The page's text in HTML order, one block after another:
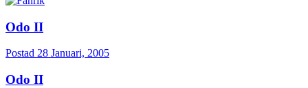
Odo II
Postad 28 Januari, 2005
Odo II